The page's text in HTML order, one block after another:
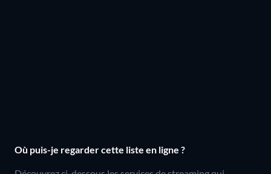
Où puis-je regarder cette liste en ligne ?